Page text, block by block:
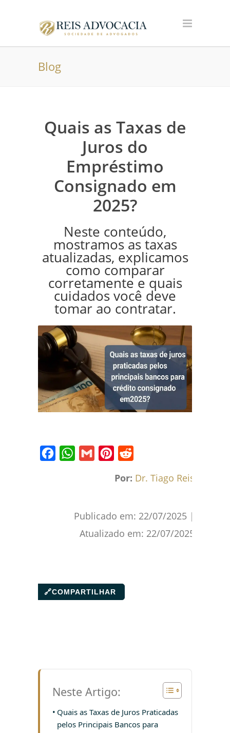
Blog
Quais as Taxas de
Juros do
Empréstimo
Consignado em
2025?
Neste conteúdo,
mostramos as taxas
atualizadas, explicamos
como comparar
corretamente e quais
cuidados você deve
tomar ao contratar.
Por: Dr. Tiago Reis
Publicado em: 22/07/2025 |
Atualizado em: 22/07/2025
🔗COMPARTILHAR
Neste Artigo:
Quais as Taxas de Juros Praticadas
pelos Principais Bancos para